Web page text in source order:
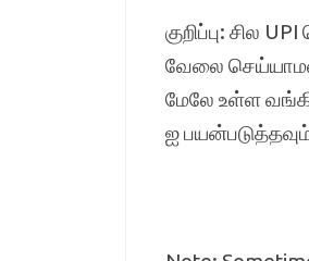
குறிப்பு: சில
வேலை
மேலே உள்ள
ஐ